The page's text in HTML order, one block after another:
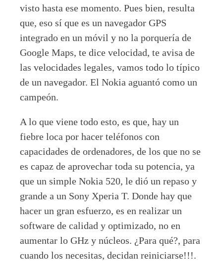
visto hasta ese momento. Pues bien, resulta
que, eso sí que es un navegador GPS
integrado en un móvil y no la porquería de
Google Maps, te dice velocidad, te avisa de
las velocidades legales, vamos todo lo típico
de un navegador. El Nokia aguantó como un
campeón.
A lo que viene todo esto, es que, hay un
fiebre loca por hacer teléfonos con
capacidades de ordenadores, de los que no se
es capaz de aprovechar toda su potencia, ya
que un simple Nokia 520, le dió un repaso y
grande a un Sony Xperia T. Donde hay que
hacer un gran esfuerzo, es en realizar un
software de calidad y optimizado, no en
aumentar lo GHz y núcleos. ¿Para qué?, para
cuando los necesitas, decidan reiniciarse!!!.